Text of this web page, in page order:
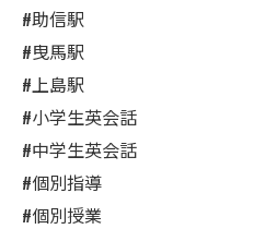
#助信駅
#曳馬駅
#上島駅
#小学生英会話
#中学生英会話
#個別指導
#個別授業